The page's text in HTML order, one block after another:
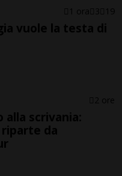
1 ora 3 19
vuole la testa di
2 ore
alla scrivania:
da